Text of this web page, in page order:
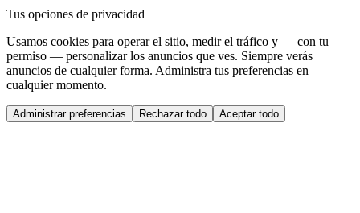
Tus opciones de privacidad
Usamos cookies para operar el sitio, medir el tráfico y — con tu
permiso — personalizar los anuncios que ves. Siempre verás
anuncios de cualquier forma. Administra tus preferencias en
cualquier momento.
Administrar preferencias Rechazar todo Aceptar todo